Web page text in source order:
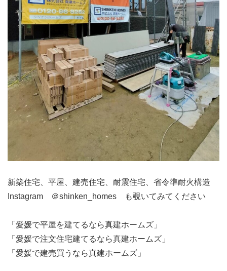
新築住宅、平屋、建売住宅、耐震住宅、省令準耐火構造
Instagram ＠shinken_homes も覗いてみてください
「愛媛で平屋を建てるなら真建ホームズ」
「愛媛で注文住宅建てるなら真建ホームズ」
「愛媛で建売買うなら真建ホームズ」